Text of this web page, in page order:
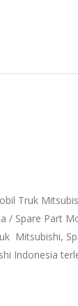
Truk
/ Spare Part
Mitsubishi,
Indonesia